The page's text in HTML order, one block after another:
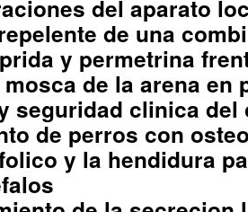
del aparato
de una
y permetrina
de la arena en
seguridad clinica del
de perros con
y la hendidura